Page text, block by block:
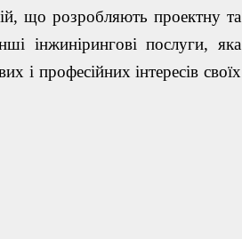
що розробляють проектну та
інжинірингові послуги, яка
і професійних інтересів своїх